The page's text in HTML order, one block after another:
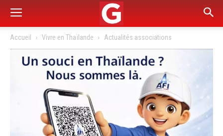
Accueil Vivre en Thaïlande Actualités associations